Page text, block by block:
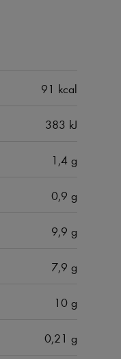
91 kcal
383 kJ
1,4 g
0,9 g
9,9 g
7,9 g
10 g
0,21 g